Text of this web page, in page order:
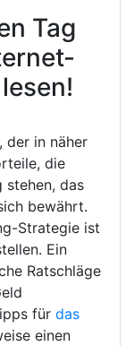
Tag
der in näher
die
stehen, das
bewährt.
Strategie ist
Ein
Ratschläge
für das
einen